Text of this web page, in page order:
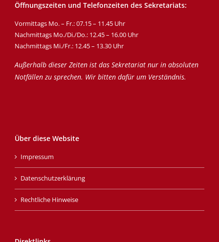
Öffnungszeiten und Telefonzeiten des Sekretariats:
Vormittags Mo. – Fr.: 07.15 – 11.45 Uhr
Nachmittags Mo./Di./Do.: 12.45 – 16.00 Uhr
Nachmittags Mi./Fr.: 12.45 – 13.30 Uhr
Außerhalb dieser Zeiten ist das Sekretariat nur in absoluten
Notfällen zu sprechen. Wir bitten dafür um Verständnis.
Über diese Website
Impressum
Datenschutzerklärung
Rechtliche Hinweise